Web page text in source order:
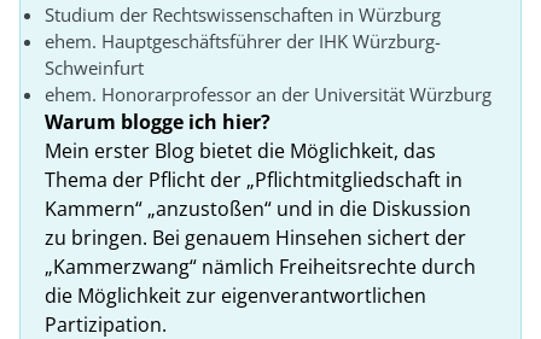
Studium der Rechtswissenschaften in Würzburg
ehem. Hauptgeschäftsführer der IHK Würzburg-
Schweinfurt
ehem. Honorarprofessor an der Universität Würzburg
Warum blogge ich hier?
Mein erster Blog bietet die Möglichkeit, das
Thema der Pflicht der „Pflichtmitgliedschaft in
Kammern“ „anzustoßen“ und in die Diskussion
zu bringen. Bei genauem Hinsehen sichert der
„Kammerzwang“ nämlich Freiheitsrechte durch
die Möglichkeit zur eigenverantwortlichen
Partizipation.